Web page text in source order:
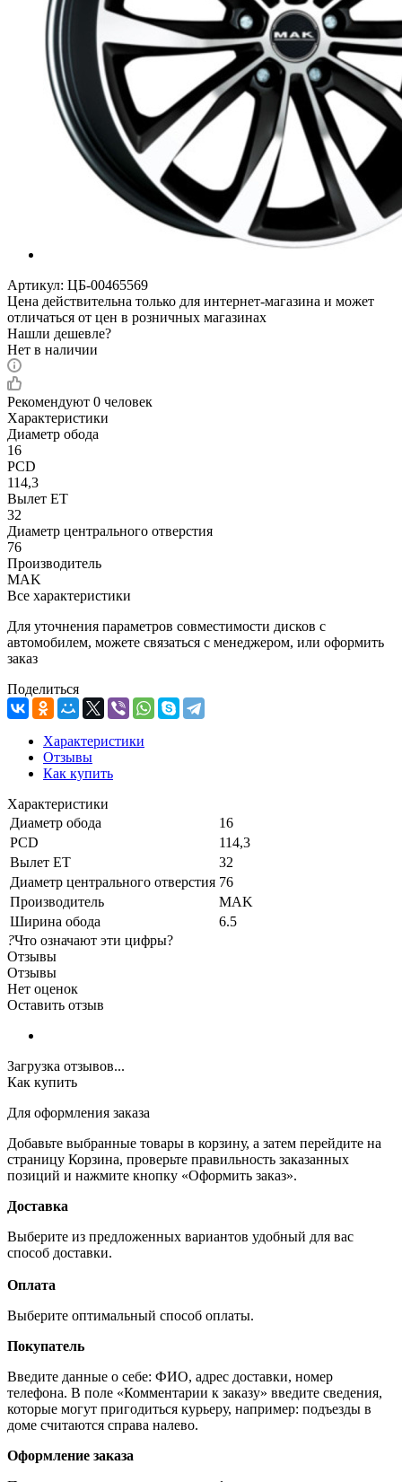
Артикул: ЦБ-00465569
Цена действительна только для интернет-магазина и может
отличаться от цен в розничных магазинах
Нашли дешевле?
Нет в наличии
Рекомендуют 0 человек
Характеристики
Диаметр обода
16
PCD
114,3
Вылет ET
32
Диаметр центрального отверстия
76
Производитель
MAK
Все характеристики
Для уточнения параметров совместимости дисков с
автомобилем, можете связаться с менеджером, или оформить
заказ
Поделиться
Характеристики
Отзывы
Как купить
Характеристики
Диаметр обода
16
PCD
114,3
Вылет ET
32
Диаметр центрального отверстия 76
Производитель
MAK
Ширина обода
6.5
?Что означают эти цифры?
Отзывы
Отзывы
Нет оценок
Оставить отзыв
Загрузка отзывов...
Как купить
Для оформления заказа
Добавьте выбранные товары в корзину, а затем перейдите на
страницу Корзина, проверьте правильность заказанных
позиций и нажмите кнопку «Оформить заказ».
Доставка
Выберите из предложенных вариантов удобный для вас
способ доставки.
Оплата
Выберите оптимальный способ оплаты.
Покупатель
Введите данные о себе: ФИО, адрес доставки, номер
телефона. В поле «Комментарии к заказу» введите сведения,
которые могут пригодиться курьеру, например: подъезды в
доме считаются справа налево.
Оформление заказа